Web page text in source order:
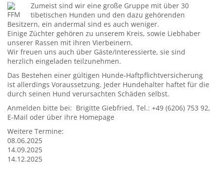
Zumeist sind wir eine große Gruppe mit über 30
tibetischen Hunden und den dazu gehörenden
Besitzern, ein andermal sind es auch weniger.
Einige Züchter gehören zu unserem Kreis, sowie Liebhaber
unserer Rassen mit ihren Vierbeinern.
Wir freuen uns auch über Gäste/Interessierte, sie sind
herzlich eingeladen teilzunehmen.
Das Bestehen einer gültigen Hunde-Haftpflichtversicherung
ist allerdings Voraussetzung. Jeder Hundehalter haftet für die
durch seinen Hund verursachten Schäden selbst.
Anmelden bitte bei: Brigitte Giebfried, Tel.: +49 (6206) 753 92,
E-Mail oder über ihre Homepage
Weitere Termine:
08.06.2025
14.09.2025
14.12.2025